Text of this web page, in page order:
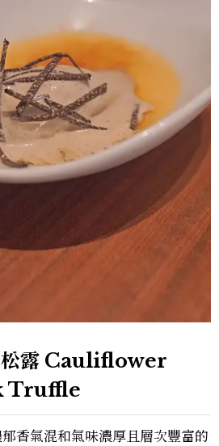
松露 Cauliflower
Truffle
香氣混和氣味濃厚且層次豐富的